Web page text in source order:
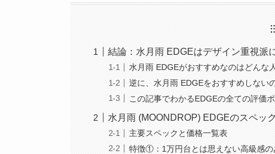
結論：水月雨 EDGEはデザイン重視派
水月雨 EDGEがおすすめなのはどんな
逆に、水月雨 EDGEをおすすめしない
この記事でわかるEDGEの全ての評価
水月雨 (MOONDROP) EDGEのスペッ
主要スペックと価格一覧表
特徴①：1万円台とは思えない高級感